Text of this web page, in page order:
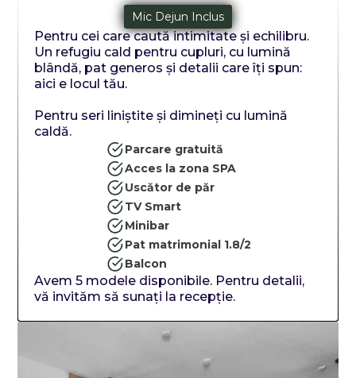
Mic Dejun Inclus
Pentru cei care caută intimitate și echilibru.
Un refugiu cald pentru cupluri, cu lumină
blândă, pat generos și detalii care îți spun:
aici e locul tău.
Pentru seri liniștite și dimineți cu lumină
caldă.
Parcare gratuită
Acces la zona SPA
Uscător de păr
TV Smart
Minibar
Pat matrimonial 1.8/2
Balcon
Avem 5 modele disponibile. Pentru detalii,
vă invităm să sunați la recepție.